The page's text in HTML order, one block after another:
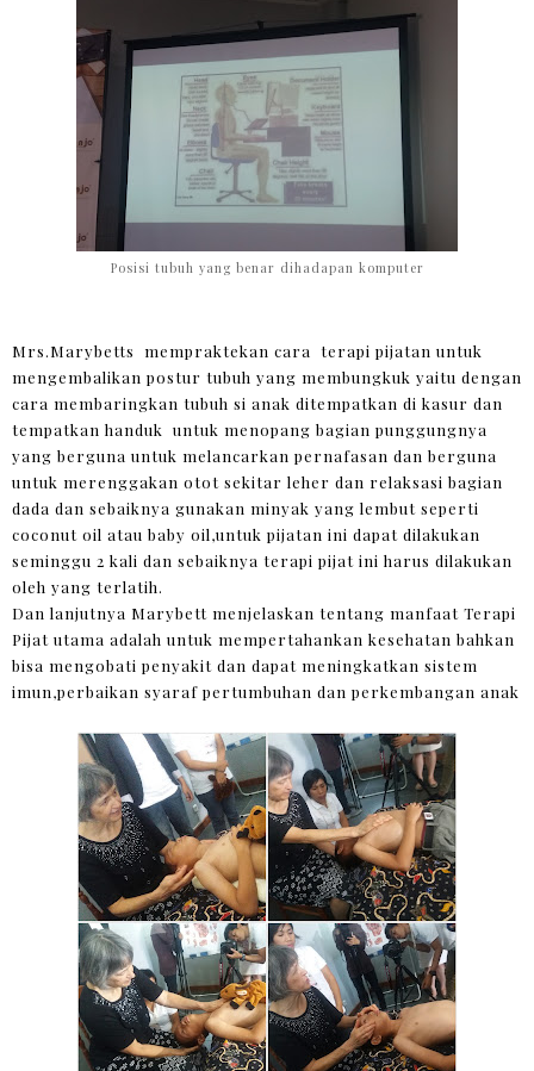
Posisi tubuh yang benar dihadapan komputer
Mrs.Marybetts mempraktekan cara terapi pijatan untuk
mengembalikan postur tubuh yang membungkuk yaitu dengan
cara membaringkan tubuh si anak ditempatkan di kasur dan
tempatkan handuk untuk menopang bagian punggungnya
yang berguna untuk melancarkan pernafasan dan berguna
untuk merenggakan otot sekitar leher dan relaksasi bagian
dada dan sebaiknya gunakan minyak yang lembut seperti
coconut oil atau baby oil,untuk pijatan ini dapat dilakukan
seminggu 2 kali dan sebaiknya terapi pijat ini harus dilakukan
oleh yang terlatih.
Dan lanjutnya Marybett menjelaskan tentang manfaat Terapi
Pijat utama adalah untuk mempertahankan kesehatan bahkan
bisa mengobati penyakit dan dapat meningkatkan sistem
imun,perbaikan syaraf pertumbuhan dan perkembangan anak